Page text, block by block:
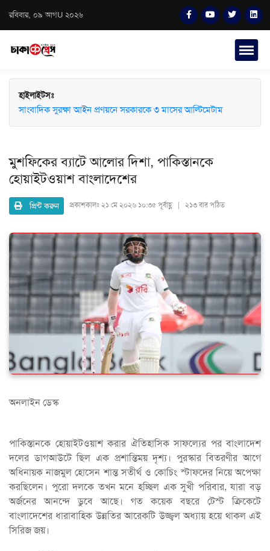
রবিবার, ০৯ আগU ২০২৬
হাইলাইটসঃ
সাংবাদিক সুরক্ষা আইন প্রণয়নে সরকারকে ৩ মাসের আল্টিমেটাম
মুশফিকের ব্যাটে আলোর দিশা, পাকিস্তানকে
হোয়াইটওয়াশ বাংলাদেশের
প্রিন্ট করুন প্রকাশকালঃ ২১ মে ২০২৬ ১০:৩৫ পূর্বাহ্ণ | ২১৩ বার পঠিত
অনলাইন ডেস্ক
পাকিস্তানকে হোয়াইটওয়াশ করার ঐতিহাসিক সাফল্যের পর বাংলাদেশ
দলের ডাগআউটে ছিল এক প্রশান্তিময় দৃশ্য। পুরস্কার বিতরণীর আগে
অধিনায়ক নাজমুল হোসেন শান্ত সতীর্থ ও কোচিং স্টাফদের নিয়ে অপেক্ষা
করছিলেন। পুরো দলকে তখন মনে হচ্ছিল এক সুখী পরিবার, যারা বড়
অর্জনের আনন্দে ডুবে আছে। গত কয়েক বছরে টেস্ট ক্রিকেটে
বাংলাদেশের ধারাবাহিক উন্নতির আরেকটি উজ্জ্বল অধ্যায় হয়ে থাকল এই
সিরিজ জয়।